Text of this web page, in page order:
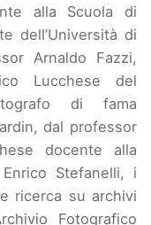
alla Scuola di
dell’Università di
Arnaldo Fazzi,
Lucchese del
di fama
dal professor
docente alla
Stefanelli, i
ricerca su archivi
Fotografico